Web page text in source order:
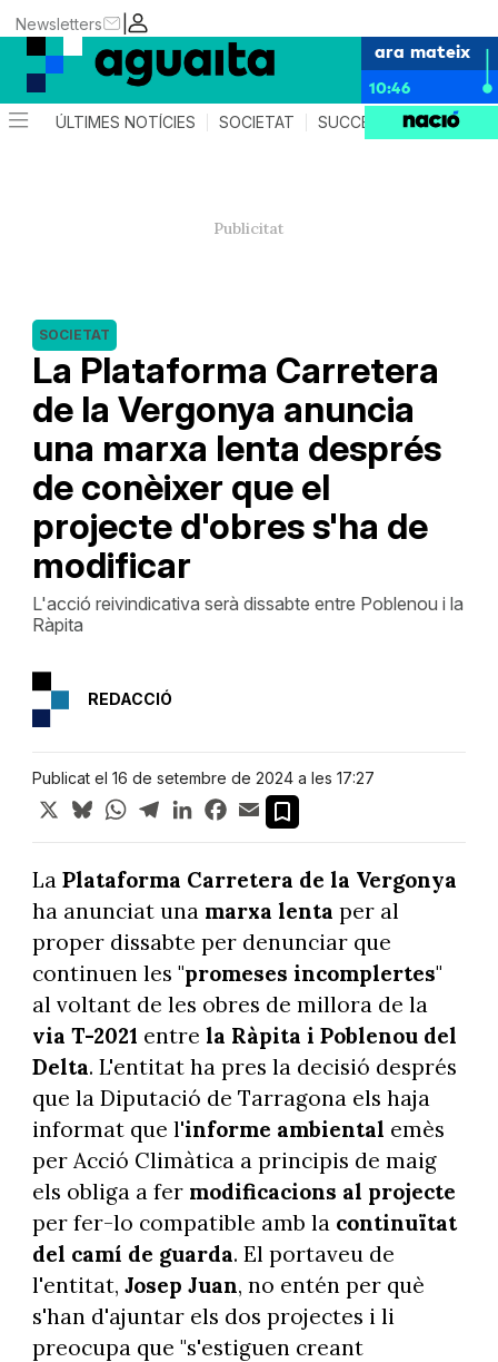
|
Newsletters
ara mateix
10:46
ÚLTIMES NOTÍCIES SOCIETAT SUCCESSOS AGENDA
La Plataforma Carretera
de la Vergonya anuncia
una marxa lenta després
de conèixer que el
projecte d'obres s'ha de
modificar
SOCIETAT
L'acció reivindicativa serà dissabte entre Poblenou i la
Ràpita
REDACCIÓ
Publicat el 16 de setembre de 2024 a les 17:27
X BlueskyWhatsApp
TelegramLinkedInFacebook
Email
La Plataforma Carretera de la Vergonya
ha anunciat una marxa lenta per al
proper dissabte per denunciar que
continuen les "promeses incomplertes"
al voltant de les obres de millora de la
via T-2021 entre la Ràpita i Poblenou del
Delta. L'entitat ha pres la decisió després
que la Diputació de Tarragona els haja
informat que l'informe ambiental emès
per Acció Climàtica a principis de maig
els obliga a fer modificacions al projecte
per fer-lo compatible amb la continuïtat
del camí de guarda. El portaveu de
l'entitat, Josep Juan, no entén per què
s'han d'ajuntar els dos projectes i li
preocupa que "s'estiguen creant